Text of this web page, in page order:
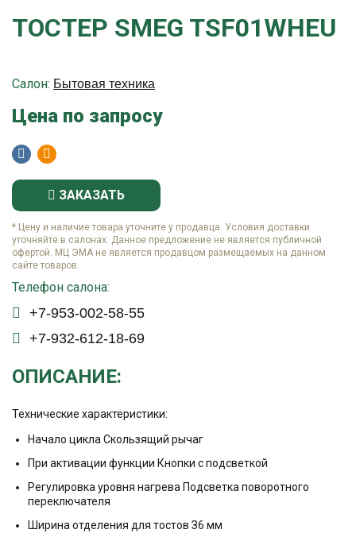
ТОСТЕР SMEG TSF01WHEU
Салон: Бытовая техника
Цена по запросу
ЗАКАЗАТЬ
* Цену и наличие товара уточните у продавца. Условия доставки
уточняйте в салонах. Данное предложение не является публичной
офертой. МЦ ЭМА не является продавцом размещаемых на данном
сайте товаров.
Телефон салона:
+7-953-002-58-55
+7-932-612-18-69
ОПИСАНИЕ:
Технические характеристики:
Начало цикла Скользящий рычаг
При активации функции Кнопки с подсветкой
Регулировка уровня нагрева Подсветка поворотного
переключателя
Ширина отделения для тостов З6 мм